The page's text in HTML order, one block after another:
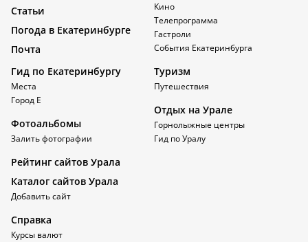
Статьи
Погода в Екатеринбурге
Почта
Кино
Телепрограмма
Гастроли
События Екатеринбурга
Гид по Екатеринбургу
Места
Город Е
Фотоальбомы
Залить фотографии
Туризм
Путешествия
Отдых на Урале
Горнолыжные центры
Гид по Уралу
Рейтинг сайтов Урала
Каталог сайтов Урала
Добавить сайт
Справка
Курсы валют